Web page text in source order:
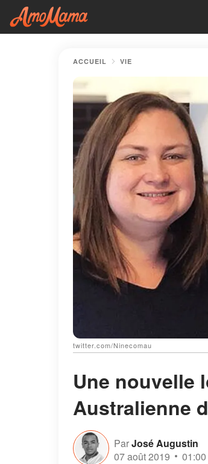
ACCUEIL VIE
twitter.com/Ninecomau
Une nouvelle
Australienne
ParJosé Augustin
07 août 2019
01:00